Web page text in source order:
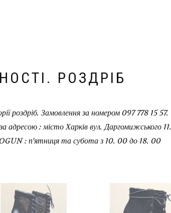
РОЗДРІБ
роздріб. Замовлення за номером 097 778 15 57.
адресою : місто Харків вул. Даргомижського 11.
: п'ятниця та субота з 10. 00 до 18. 00